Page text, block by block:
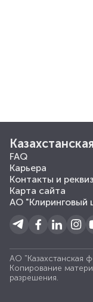
FAQ
Карьера
Контакты и
Карта сайта
АО "Клиринговый
АО "Казахстанская
Копирование
разрешения.